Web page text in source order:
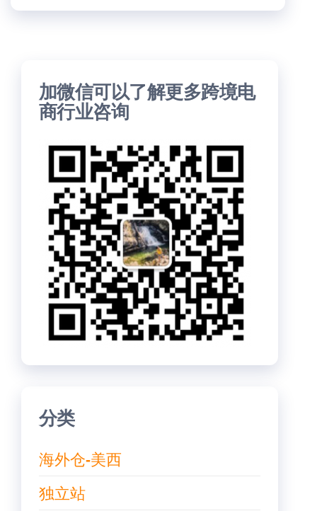
加微信可以了解更多跨境电
商行业咨询
分类
海外仓-美西
独立站